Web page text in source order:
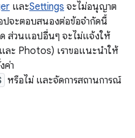
และSettings จะไม่อนุญาต
จะตอบสนองต่อข้อจำกัดนี้
ส่วนแอปอื่นๆ จะไม่แจ้งให้
ละ Photos) เราขอแนะนำให้
ค่า
หรือไม่ และจัดการสถานการณ์